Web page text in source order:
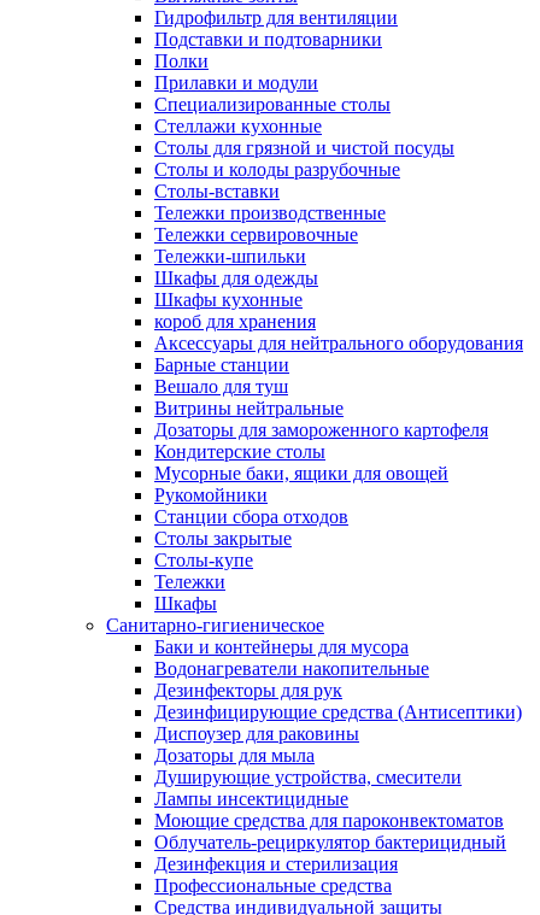
Гидрофильтр для вентиляции
Подставки и подтоварники
Полки
Прилавки и модули
Специализированные столы
Стеллажи кухонные
Столы для грязной и чистой посуды
Столы и колоды разрубочные
Столы-вставки
Тележки производственные
Тележки сервировочные
Тележки-шпильки
Шкафы для одежды
Шкафы кухонные
короб для хранения
Аксессуары для нейтрального оборудования
Барные станции
Вешало для туш
Витрины нейтральные
Дозаторы для замороженного картофеля
Кондитерские столы
Мусорные баки, ящики для овощей
Рукомойники
Станции сбора отходов
Столы закрытые
Столы-купе
Тележки
Шкафы
Санитарно-гигиеническое
Баки и контейнеры для мусора
Водонагреватели накопительные
Дезинфекторы для рук
Дезинфицирующие средства (Антисептики)
Диспоузер для раковины
Дозаторы для мыла
Душирующие устройства, смесители
Лампы инсектицидные
Моющие средства для пароконвектоматов
Облучатель-рециркулятор бактерицидный
Дезинфекция и стерилизация
Профессиональные средства
Средства индивидуальной защиты